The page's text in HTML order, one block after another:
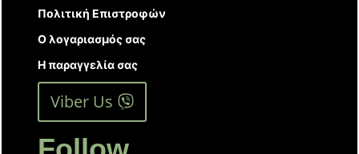
Πολιτική Επιστροφών
Ο λογαριασμός σας
Η παραγγελία σας
Viber Us